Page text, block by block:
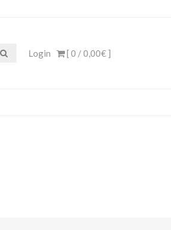
[ 0 /0,00€ ]
Login